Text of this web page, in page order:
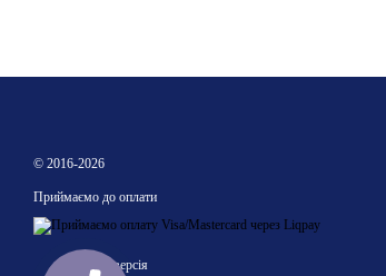
© 2016-2026
Приймаємо до оплати
Мобільна версія